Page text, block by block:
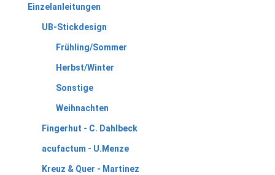
Einzelanleitungen
UB-Stickdesign
Frühling/Sommer
Herbst/Winter
Sonstige
Weihnachten
Fingerhut - C. Dahlbeck
acufactum - U.Menze
Kreuz & Quer - Martinez